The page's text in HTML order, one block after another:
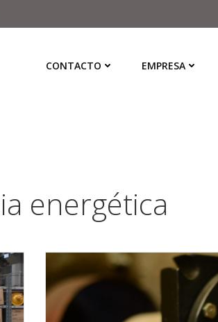
CONTACTO EMPRESA
energética